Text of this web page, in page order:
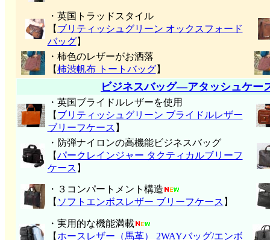
・英国トラッドスタイル
【 ブリティッシュグリーン オックスフォード
バッグ】
・柿色のレザーがお洒落
【柿渋帆布 トートバッグ】
ビジネスバッグ―アタッシュケー
・英国ブライドルレザーを使用
【 ブリティッシュグリーン ブライドルレザー
ブリーフケース 】
・防弾ナイロンの高機能ビジネスバッグ
【パークレインジャー タクティカルブリーフ
ケース 】
・３コンパートメント構造
【 ソフトエンボスレザー ブリーフケース 】
・実用的な機能満載
【 ホースレザー（馬革） 2WAYバッグ/エンボ